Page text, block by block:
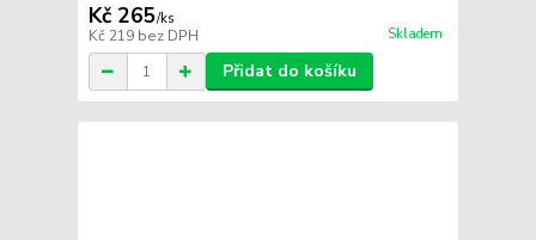
Kč 265/ks
Kč 219 bez DPH Skladem
Přidat do košíku